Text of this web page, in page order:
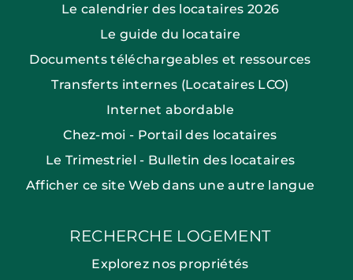
Le calendrier des locataires 2026
Le guide du locataire
Documents téléchargeables et ressources
Transferts internes (Locataires LCO)
Internet abordable
Chez-moi - Portail des locataires
Le Trimestriel - Bulletin des locataires
Afficher ce site Web dans une autre langue
RECHERCHE LOGEMENT
Explorez nos propriétés